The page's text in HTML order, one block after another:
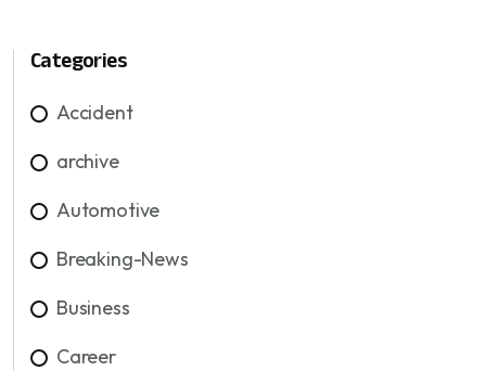
Categories
Accident
archive
Automotive
Breaking-News
Business
Career